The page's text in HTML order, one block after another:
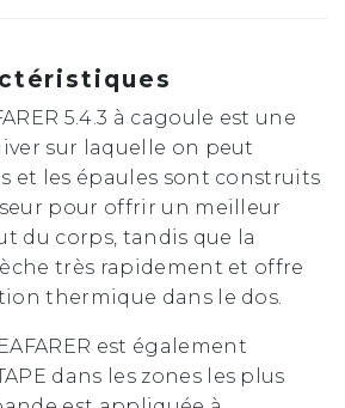
5.4.3 à cagoule est une
sur laquelle on peut
et les épaules sont construits
pour offrir un meilleur
du corps, tandis que la
très rapidement et offre
thermique dans le dos.
est également
dans les zones les plus